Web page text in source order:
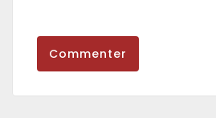
Commenter